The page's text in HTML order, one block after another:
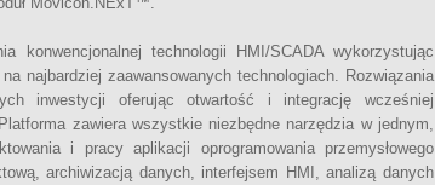
konwencjonalnej technologii HMI/SCADA wykorzystując
najbardziej zaawansowanych technologiach. Rozwiązania
inwestycji oferując otwartość i integrację wcześniej
zawiera wszystkie niezbędne narzędzia w jednym,
i pracy aplikacji oprogramowania przemysłowego
archiwizacją danych, interfejsem HMI, analizą danych